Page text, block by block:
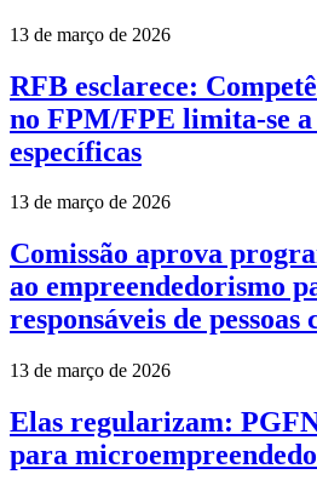
13 de março de 2026
RFB esclarece:
no FPM/FPE limita-se
específicas
13 de março de 2026
Comissão aprova
ao empreendedorismo
responsáveis de
13 de março de 2026
Elas regularizam:
para